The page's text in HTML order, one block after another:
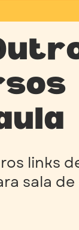
links
sala de